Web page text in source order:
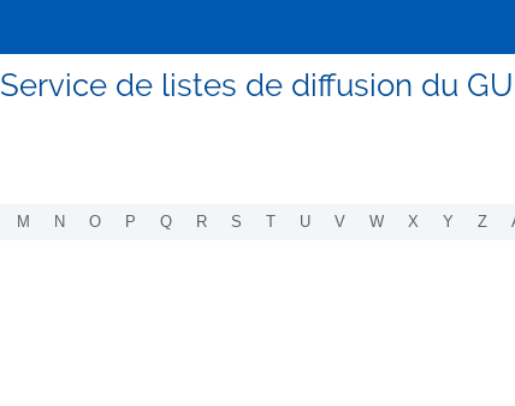
Service de listes de diffusion du
M N O P Q R S T U V W X Y Z